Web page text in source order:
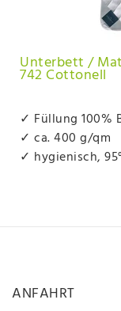
Unterbett /
742 Cottonell
✓ Füllung 100%
✓ ca. 400 g/qm
✓ hygienisch,
ANFAHRT